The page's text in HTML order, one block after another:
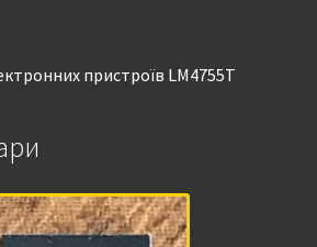
пристроїв LM4755T